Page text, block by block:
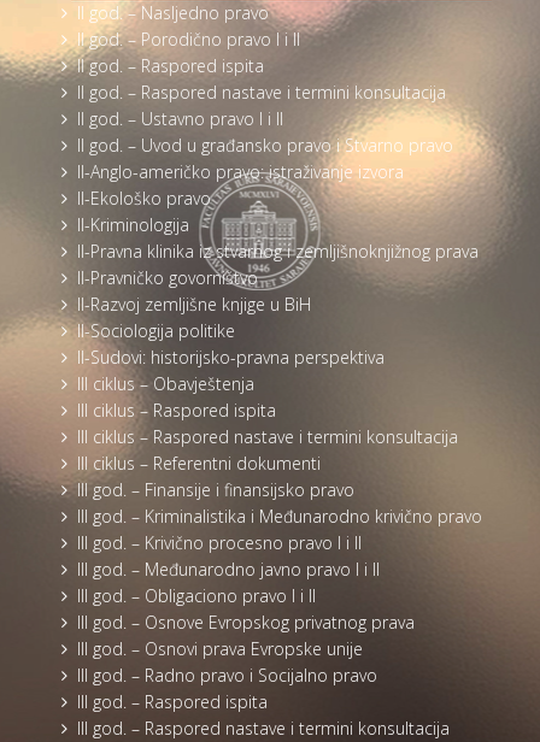
II god. – Nasljedno pravo
II god. – Porodično pravo I i II
II god. – Raspored ispita
II god. – Raspored nastave i termini konsultacija
II god. – Ustavno pravo I i II
II god. – Uvod u građansko pravo i Stvarno pravo
II-Anglo-američko pravo: istraživanje izvora
II-Ekološko pravo
II-Kriminologija
II-Pravna klinika iz stvarnog i zemljišnoknjižnog prava
II-Pravničko govorništvo
II-Razvoj zemljišne knjige u BiH
II-Sociologija politike
II-Sudovi: historijsko-pravna perspektiva
III ciklus – Obavještenja
III ciklus – Raspored ispita
III ciklus – Raspored nastave i termini konsultacija
III ciklus – Referentni dokumenti
III god. – Finansije i finansijsko pravo
III god. – Kriminalistika i Međunarodno krivično pravo
III god. – Krivično procesno pravo I i II
III god. – Međunarodno javno pravo I i II
III god. – Obligaciono pravo I i II
III god. – Osnove Evropskog privatnog prava
III god. – Osnovi prava Evropske unije
III god. – Radno pravo i Socijalno pravo
III god. – Raspored ispita
III god. – Raspored nastave i termini konsultacija